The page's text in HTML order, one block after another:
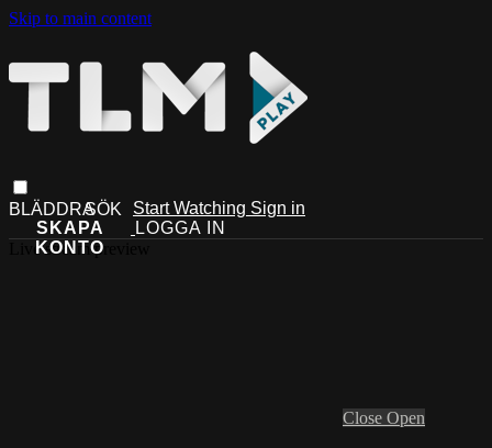
Skip to main content
Start Watching Sign in
Live stream preview
Close Open